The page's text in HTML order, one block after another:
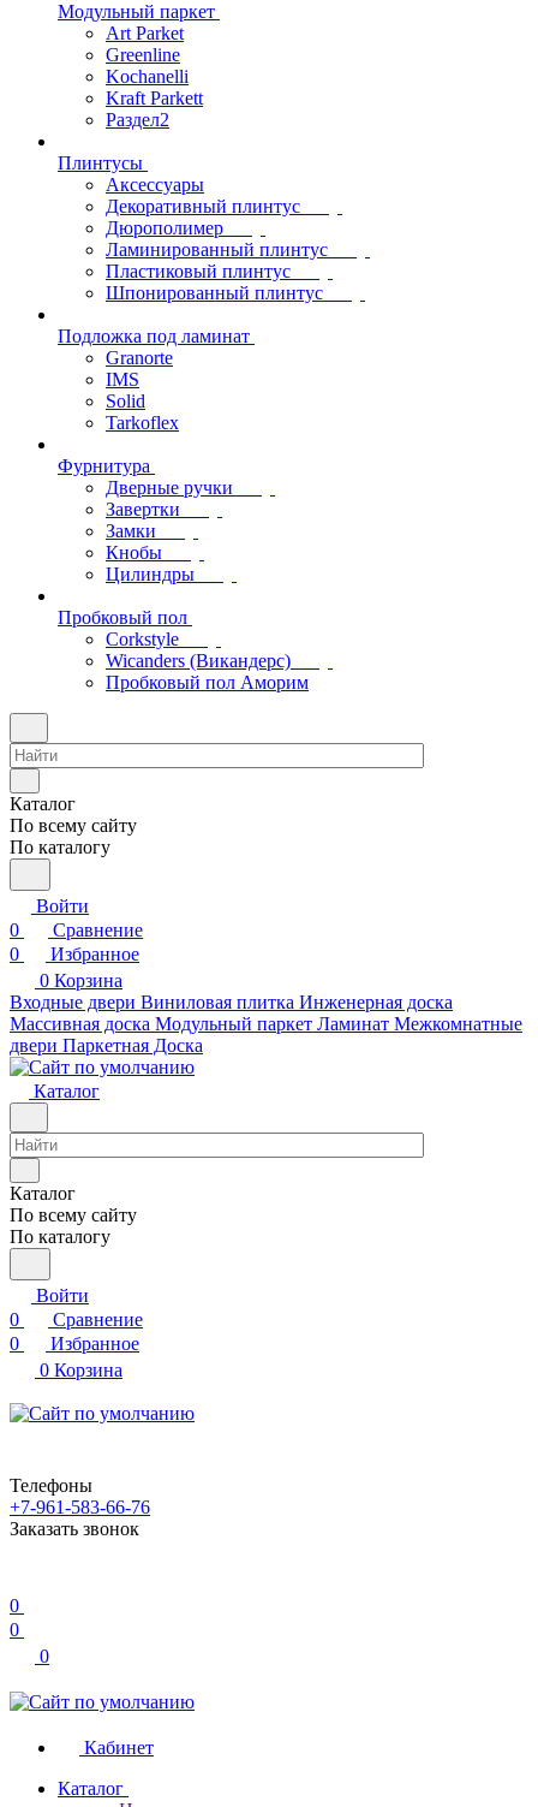
Модульный паркет
Art Parket
Greenline
Kochanelli
Kraft Parkett
Раздел2
Плинтусы
Аксессуары
Декоративный плинтус
Дюрополимер
Ламинированный плинтус
Пластиковый плинтус
Шпонированный плинтус
Подложка под ламинат
Granorte
IMS
Solid
Tarkoflex
Фурнитура
Дверные ручки
Завертки
Замки
Кнобы
Цилиндры
Пробковый пол
Corkstyle
Wicanders (Викандерс)
Пробковый пол Аморим
Каталог
По всему сайту
По каталогу
Войти
0
Сравнение
0
Избранное
0 Корзина
Входные двери Виниловая плитка Инженерная доска
Массивная доска Модульный паркет Ламинат Межкомнатные
двери Паркетная Доска
Каталог
Каталог
По всему сайту
По каталогу
Войти
0
Сравнение
0
Избранное
0 Корзина
Телефоны
+7-961-583-66-76
Заказать звонок
0
0
0
Кабинет
Каталог